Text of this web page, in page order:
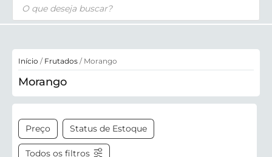
Pesquisar
produtos
Início / Frutados / Morango
Morango
Preço Status de Estoque
Todos os filtros